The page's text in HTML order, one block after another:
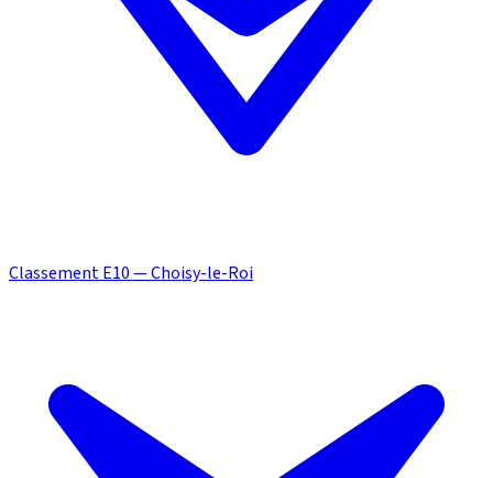
Classement E10 — Choisy-le-Roi